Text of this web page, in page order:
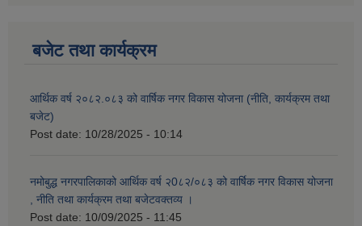
बजेट तथा कार्यक्रम
आर्थिक वर्ष २०८२.०८३ को वार्षिक नगर विकास योजना (नीति, कार्यक्रम तथा
बजेट)
Post date: 10/28/2025 - 10:14
नमोबुद्ध नगरपालिकाको आर्थिक वर्ष २0८२/०८३ को वार्षिक नगर विकास योजना
, नीति तथा कार्यक्रम तथा बजेटवक्तव्य ।
Post date: 10/09/2025 - 11:45